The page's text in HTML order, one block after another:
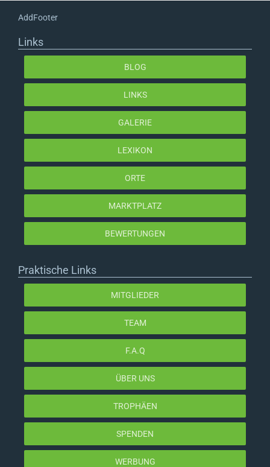
AddFooter
Links
BLOG
LINKS
GALERIE
LEXIKON
ORTE
MARKTPLATZ
BEWERTUNGEN
Praktische Links
MITGLIEDER
TEAM
F.A.Q
ÜBER UNS
TROPHÄEN
SPENDEN
WERBUNG